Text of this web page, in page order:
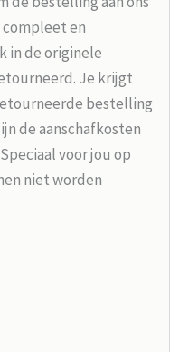
en
in de originele
Je krijgt
bestelling
de aanschafkosten
voor jou op
niet worden